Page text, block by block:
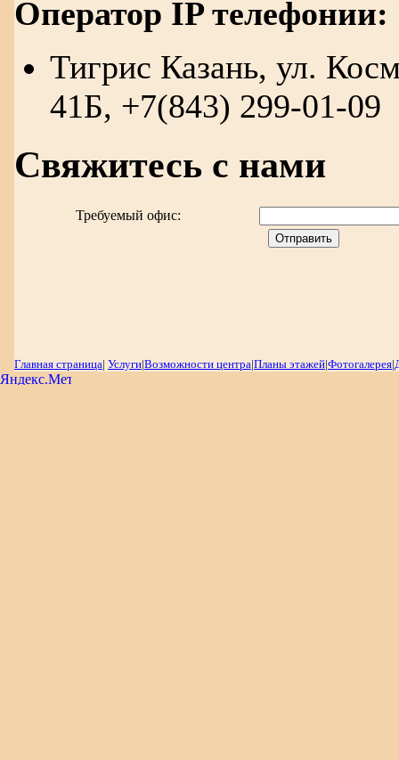
Оператор IP телефонии:
Тигрис Казань, ул.
41Б, +7(843) 299-01-09
Свяжитесь с нами
Требуемый офис:
Главная страница| Услуги|Возможности центра|Планы этажей|Фотогалерея|